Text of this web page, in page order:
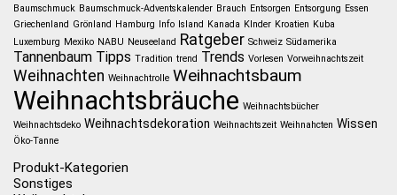
Baumschmuck Baumschmuck-Adventskalender Brauch Entsorgen Entsorgung Essen
Griechenland Grönland Hamburg Info Island Kanada KInder Kroatien Kuba
Luxemburg Mexiko NABU Neuseeland Ratgeber Schweiz Südamerika
Tannenbaum Tipps Tradition trend Trends Vorlesen Vorweihnachtszeit
Weihnachten Weihnachtrolle Weihnachtsbaum
Weihnachtsbräuche Weihnachtsbücher
Weihnachtsdeko Weihnachtsdekoration Weihnachtszeit Weihnahcten Wissen
Öko-Tanne
Produkt-Kategorien
Sonstiges